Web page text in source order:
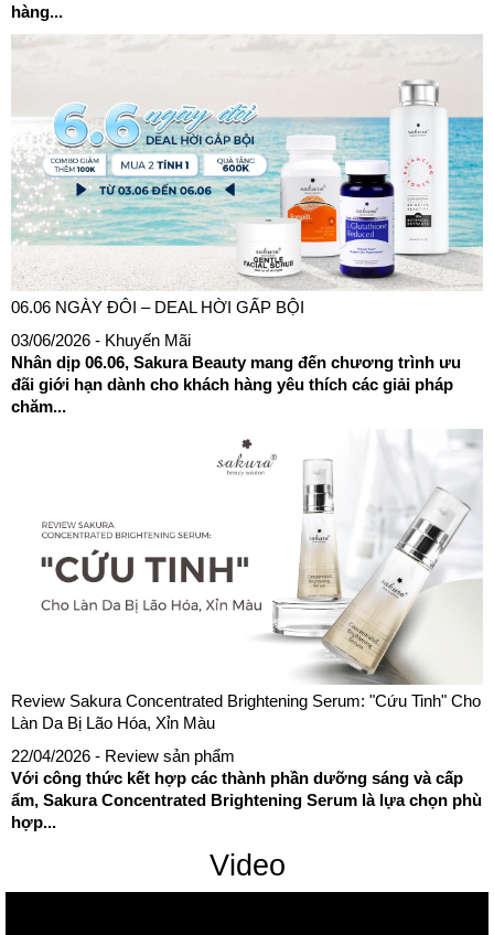
hàng...
06.06 NGÀY ĐÔI – DEAL HỜI GẤP BỘI
03/06/2026 - Khuyến Mãi
Nhân dịp 06.06, Sakura Beauty mang đến chương trình ưu
đãi giới hạn dành cho khách hàng yêu thích các giải pháp
chăm...
Review Sakura Concentrated Brightening Serum: "Cứu Tinh" Cho
Làn Da Bị Lão Hóa, Xỉn Màu
22/04/2026 - Review sản phẩm
Với công thức kết hợp các thành phần dưỡng sáng và cấp
ẩm, Sakura Concentrated Brightening Serum là lựa chọn phù
hợp...
Video